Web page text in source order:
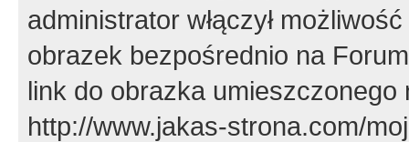
administrator włączył
obrazek bezpośrednio na
link do obrazka
http://www.jakas-strona.com/